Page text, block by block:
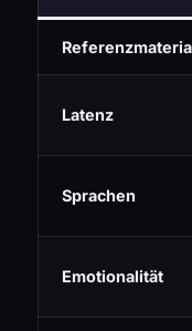
Latenz
Sprachen
Emotionalität